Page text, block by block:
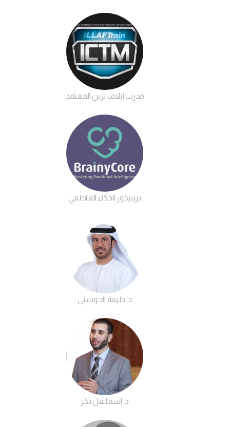
مدرب إيلاف ترين المعتمد
برينيكور الذكاء العاطفي
د. خليفة الحوسني
د. اسماعيل بكر